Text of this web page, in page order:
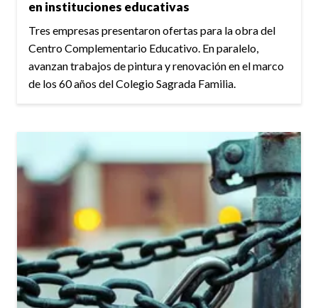
en instituciones educativas
Tres empresas presentaron ofertas para la obra del
Centro Complementario Educativo. En paralelo,
avanzan trabajos de pintura y renovación en el marco
de los 60 años del Colegio Sagrada Familia.